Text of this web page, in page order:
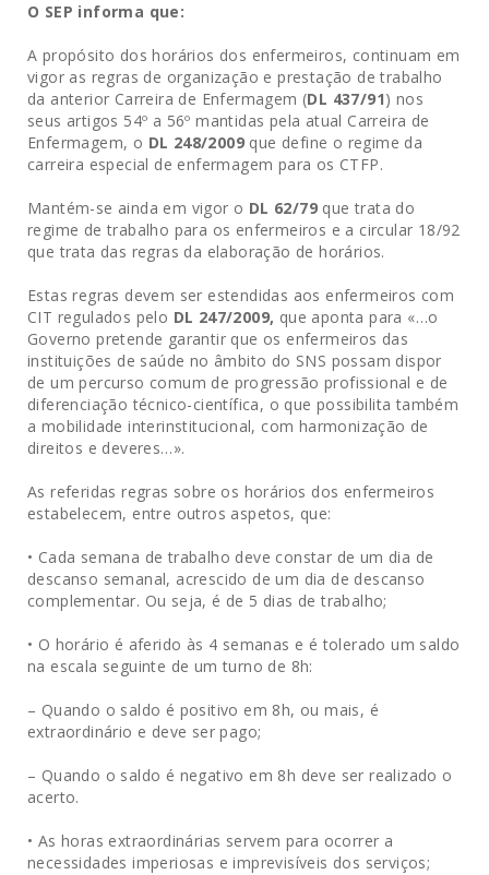
O SEP informa que:
A propósito dos horários dos enfermeiros, continuam em
vigor as regras de organização e prestação de trabalho
da anterior Carreira de Enfermagem (DL 437/91) nos
seus artigos 54º a 56º mantidas pela atual Carreira de
Enfermagem, o DL 248/2009 que define o regime da
carreira especial de enfermagem para os CTFP.
Mantém-se ainda em vigor o DL 62/79 que trata do
regime de trabalho para os enfermeiros e a circular 18/92
que trata das regras da elaboração de horários.
Estas regras devem ser estendidas aos enfermeiros com
CIT regulados pelo DL 247/2009, que aponta para «…o
Governo pretende garantir que os enfermeiros das
instituições de saúde no âmbito do SNS possam dispor
de um percurso comum de progressão profissional e de
diferenciação técnico-científica, o que possibilita também
a mobilidade interinstitucional, com harmonização de
direitos e deveres…».
As referidas regras sobre os horários dos enfermeiros
estabelecem, entre outros aspetos, que:
• Cada semana de trabalho deve constar de um dia de
descanso semanal, acrescido de um dia de descanso
complementar. Ou seja, é de 5 dias de trabalho;
• O horário é aferido às 4 semanas e é tolerado um saldo
na escala seguinte de um turno de 8h:
– Quando o saldo é positivo em 8h, ou mais, é
extraordinário e deve ser pago;
– Quando o saldo é negativo em 8h deve ser realizado o
acerto.
• As horas extraordinárias servem para ocorrer a
necessidades imperiosas e imprevisíveis dos serviços;